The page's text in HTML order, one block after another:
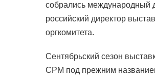
собрались международный
российский директор
оргкомитета.
Сентябрьский сезон
CPM под прежним